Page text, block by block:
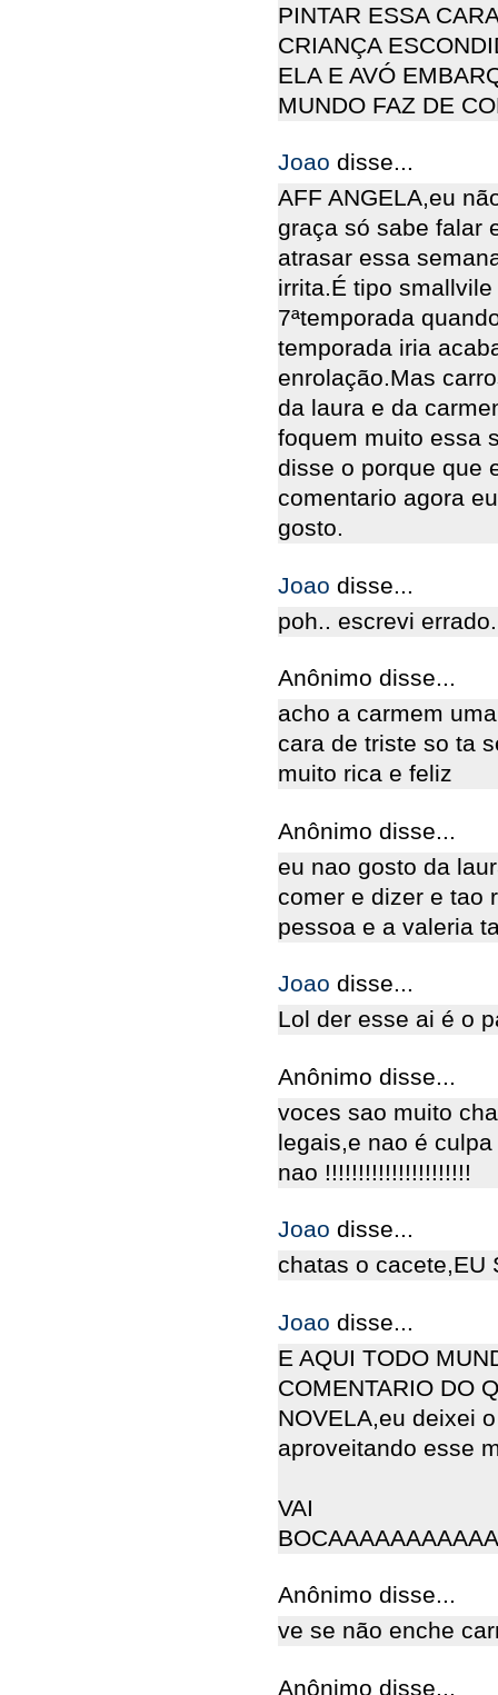
PINTAR ESSA
CRIANÇA
ELA E AVÓ
MUNDO FAZ DE
Joao disse...
AFF ANGELA,eu
graça só sabe falar
atrasar essa
irrita.É tipo
7ªtemporada
temporada iria
enrolação.Mas
da laura e da
foquem muito essa
disse o porque que
comentario agora
gosto.
Joao disse...
poh.. escrevi
Anônimo disse...
acho a carmem
cara de triste so ta
muito rica e feliz
Anônimo disse...
eu nao gosto da
comer e dizer e tao
pessoa e a valeria
Joao disse...
Lol der esse ai é o
Anônimo disse...
voces sao muito
legais,e nao é
nao !!!!!!!!!!!!!!!!!!!!!!
Joao disse...
chatas o cacete,EU
Joao disse...
E AQUI TODO
COMENTARIO DO
NOVELA,eu deixei
aproveitando esse
VAI
Anônimo disse...
ve se não enche
Anônimo disse...